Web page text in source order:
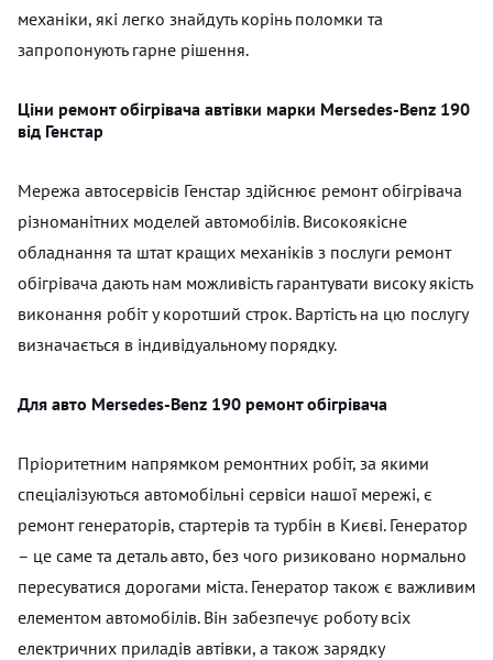
механіки, які легко знайдуть корінь поломки та
запропонують гарне рішення.
Ціни ремонт обігрівача автівки марки Mersedes-Benz 190
від Генстар
Мережа автосервісів Генстар здійснює ремонт обігрівача
різноманітних моделей автомобілів. Високоякісне
обладнання та штат кращих механіків з послуги ремонт
обігрівача дають нам можливість гарантувати високу якість
виконання робіт у коротший строк. Вартість на цю послугу
визначається в індивідуальному порядку.
Для авто Mersedes-Benz 190 ремонт обігрівача
Пріоритетним напрямком ремонтних робіт, за якими
спеціалізуються автомобільні сервіси нашої мережі, є
ремонт генераторів, стартерів та турбін в Києві. Генератор
– це саме та деталь авто, без чого ризиковано нормально
пересуватися дорогами міста. Генератор також є важливим
елементом автомобілів. Він забезпечує роботу всіх
електричних приладів автівки, а також зарядку